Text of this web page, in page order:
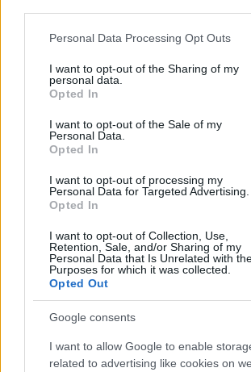
Please note that this website/app uses one
not limited to your visit or usage behaviour.
grant or deny consent to Google and its
use your data for below specified purposes
consent section.
Personal Data Processing Opt Outs
I want to opt-out of the Sharing of my
personal data.
Opted In
I want to opt-out of the Sale of my
Personal Data.
Opted In
I want to opt-out of processing my
Personal Data for Targeted Advertising.
Opted In
I want to opt-out of Collection, Use,
Retention, Sale, and/or Sharing of my
Personal Data that Is Unrelated with
Purposes for which it was collected.
Opted Out
Google consents
I want to allow Google to enable
related to advertising like cookies on
Precedente
BOLLETTINO
LAZIO – La
situazione è sotto
controllo
Successiva
partono
POTREBBE INTERESSARTI
pescatore: attimi di
lungomare romano
5 anni fa
UFFICIALE: il Lazio
rossa. Approvato il
decreto legge anti-